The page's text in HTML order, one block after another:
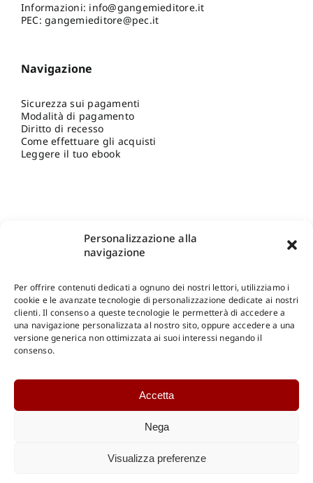
Personalizzazione alla
navigazione
Per offrire contenuti dedicati a ognuno dei nostri lettori, utilizziamo i
cookie e le avanzate tecnologie di personalizzazione dedicate ai nostri
clienti. Il consenso a queste tecnologie le permetterà di accedere a
una navigazione personalizzata al nostro sito, oppure accedere a una
versione generica non ottimizzata ai suoi interessi negando il
consenso.
Accetta
Nega
Visualizza preferenze
Informazioni: info@gangemieditore.it
PEC: gangemieditore@pec.it
Navigazione
Sicurezza sui pagamenti
Modalità di pagamento
Diritto di recesso
Come effettuare gli acquisti
Leggere il tuo ebook
Shop Gangemi Editore-Pagamenti Sicuri e anche Rateali
Catalogo Internazionale
DOWNLOAD
Catalogo Internazionale